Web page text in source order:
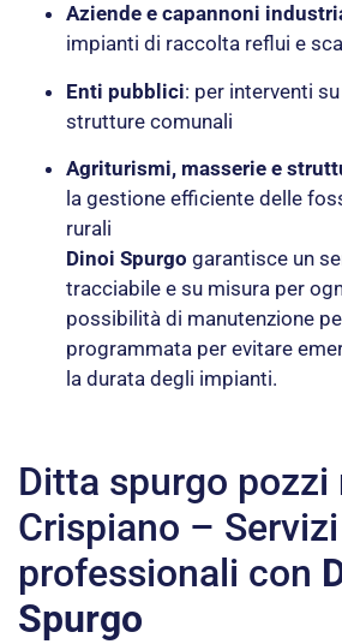
Aziende e capannoni
impianti di raccolta reflui e
Enti pubblici: per interventi
strutture comunali
Agriturismi, masserie e
la gestione efficiente delle
rurali
Dinoi Spurgo garantisce un
tracciabile e su misura per
possibilità di manutenzione
programmata per evitare
la durata degli impianti.
Ditta spurgo pozzi
Crispiano – Servizi
professionali con
Spurgo